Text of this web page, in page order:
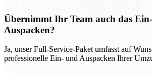
Übernimmt Ihr Team auch das
Auspacken?
Ja, unser Full-Service-Paket umfasst auf
professionelle Ein- und Auspacken Ihrer